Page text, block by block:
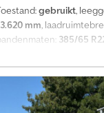
gebruikt,
mm,
385/65
x 2.700
. Finanzierung